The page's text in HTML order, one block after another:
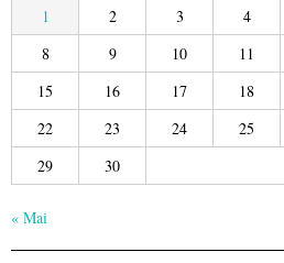
1 2 3 4
8
9 10 11
15
16 17 18
22
23 24 25
29
30
« Mai